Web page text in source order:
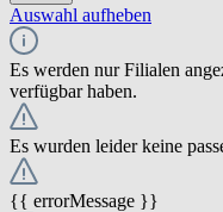
Auswahl aufheben
Es werden nur Filialen
verfügbar haben.
Es wurden leider keine
{{ errorMessage }}